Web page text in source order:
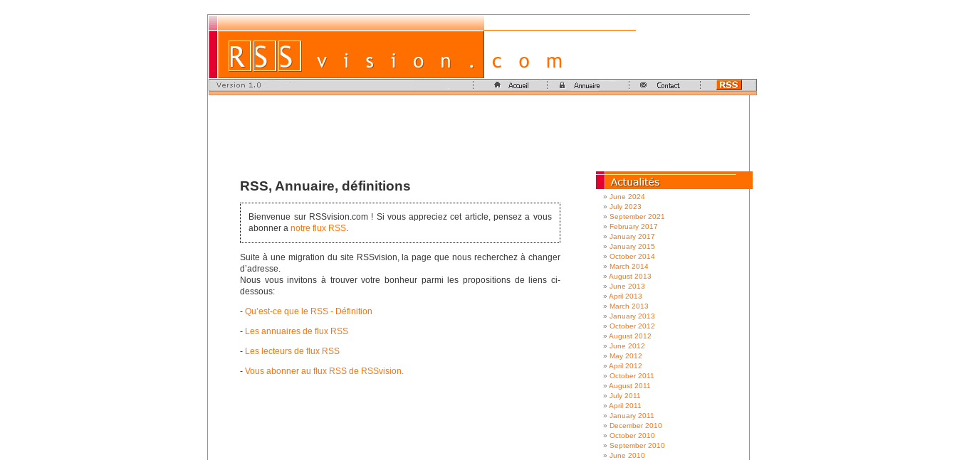
RSS, Annuaire, définitions
Bienvenue sur RSSvision.com ! Si vous appreciez cet article, pensez a vous
abonner anotre flux RSS.
Suite à une migration du site RSSvision, la page que nous recherchez à changer
d’adresse.
Nous vous invitons à trouver votre bonheur parmi les propositions de liens ci-
dessous:
- Qu’est-ce que le RSS - Définition
- Les annuaires de flux RSS
- Les lecteurs de flux RSS
- Vous abonner au flux RSS de RSSvision.
June 2024
July 2023
September 2021
February 2017
January 2017
January 2015
October 2014
March 2014
August 2013
June 2013
April 2013
March 2013
January 2013
October 2012
August 2012
June 2012
May 2012
April 2012
October 2011
August 2011
July 2011
April 2011
January 2011
December 2010
October 2010
September 2010
June 2010